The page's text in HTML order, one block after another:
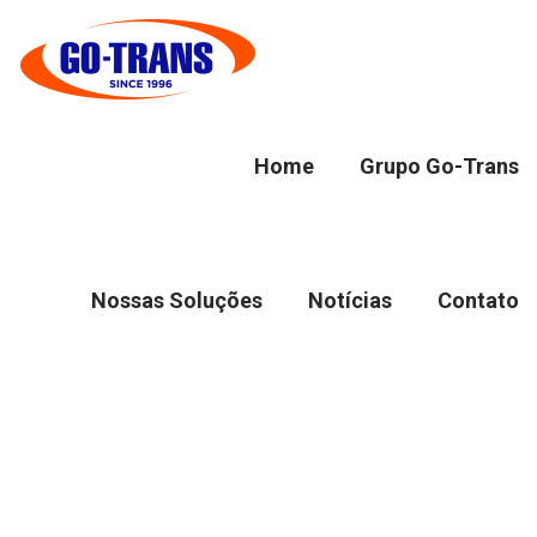
Home Grupo Go-Trans
Nossas Soluções Notícias Contato